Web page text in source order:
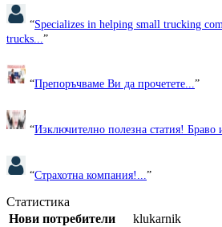
“Specializes in helping small trucking
trucks... ”
“Препоръчваме Ви да прочетете...”
“Изключително полезна статия! Браво
“Страхотна компания!... ”
Статистика
Нови потребители
klukarnik